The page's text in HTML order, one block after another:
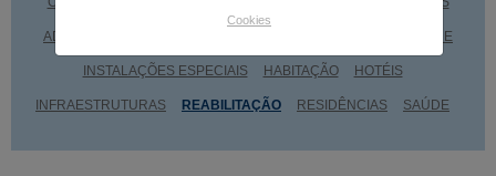
Cookies
ADMINISTRATIVOS ENGENHARIA INDUSTRIAL E
INSTALAÇÕES ESPECIAIS HABITAÇÃO HOTÉIS
INFRAESTRUTURAS REABILITAÇÃO RESIDÊNCIAS SAÚDE